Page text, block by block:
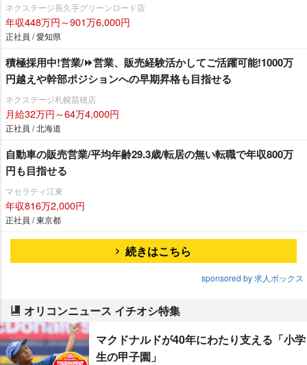
ネクステージ⾧久手グリーンロード店
年収448万円～901万6,000円
正社員 / 愛知県
積極採用中!営業/⏩️営業、販売経験活かしてご活躍可能!1000万
円越えや幹部ポジションへの早期昇格も目指せる
ネクステージ札幌苗穂店
月給32万円～64万4,000円
正社員 / 北海道
自動車の販売営業/平均年齢29.3歳/転居の無い転職で年収800万
円も目指せる
マセラティ江東
年収816万2,000円
正社員 / 東京都
続きはこちら
sponsored by 求人ボックス
オリコンニュース イチオシ特集
マクドナルドが40年にわたり支える「小学
生の甲子園」